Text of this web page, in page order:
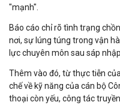
"mạnh".
Báo cáo chỉ rõ tình trạng
nơi, sự lúng túng trong vận
lực chuyên môn sau sáp nhập.
Thêm vào đó, từ thực tiễn
chế về kỹ năng của cán bộ
thoại còn yếu, công tác